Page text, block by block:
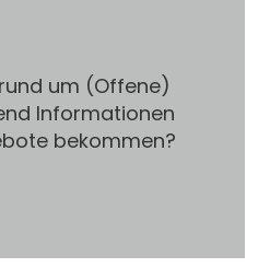
um (Offene)
Informationen
bekommen?